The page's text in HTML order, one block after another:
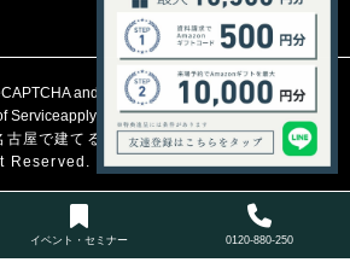
and the Google
Serviceapply.
屋で建てる自然素材の注文住宅アイジース
Reserved.
イベント・セミナー 0120-880-250